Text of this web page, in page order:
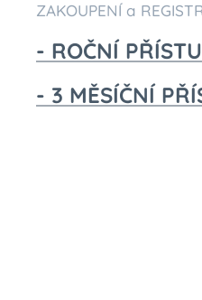
ZAKOUPENÍ a
- ROČNÍ
- 3 MĚSÍČNÍ